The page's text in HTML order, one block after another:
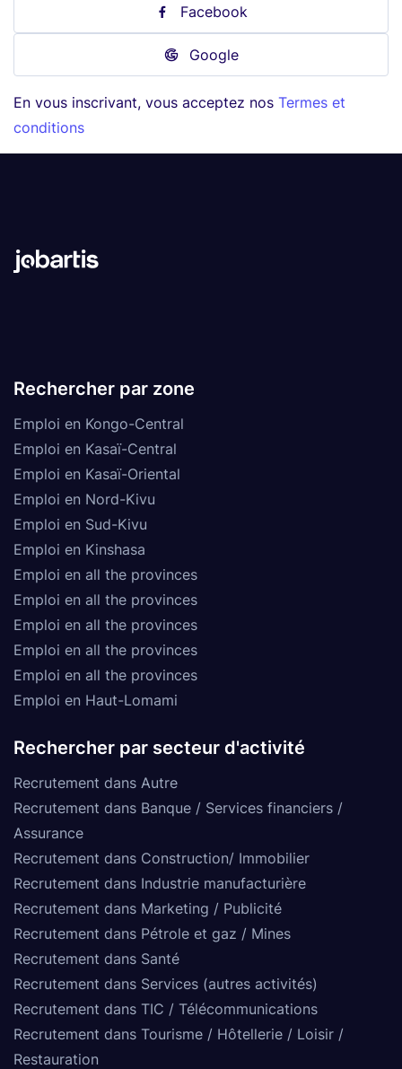
Facebook
Google
En vous inscrivant, vous acceptez nos Termes et
conditions
Rechercher par zone
Emploi en Kongo-Central
Emploi en Kasaï-Central
Emploi en Kasaï-Oriental
Emploi en Nord-Kivu
Emploi en Sud-Kivu
Emploi en Kinshasa
Emploi en all the provinces
Emploi en all the provinces
Emploi en all the provinces
Emploi en all the provinces
Emploi en all the provinces
Emploi en Haut-Lomami
Rechercher par secteur d'activité
Recrutement dans Autre
Recrutement dans Banque / Services financiers /
Assurance
Recrutement dans Construction/ Immobilier
Recrutement dans Industrie manufacturière
Recrutement dans Marketing / Publicité
Recrutement dans Pétrole et gaz / Mines
Recrutement dans Santé
Recrutement dans Services (autres activités)
Recrutement dans TIC / Télécommunications
Recrutement dans Tourisme / Hôtellerie / Loisir /
Restauration